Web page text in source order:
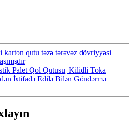
karton qutu təzə tərəvəz dövriyyəsi
Palet Qol Qutusu, Kilidli Toka
İstifadə Edilə Bilən Göndərmə